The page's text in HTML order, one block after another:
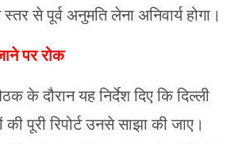
से पूर्व अनुमति लेना अनिवार्य होगा।
पर रोक
के दौरान यह निर्देश दिए कि दिल्ली
पूरी रिपोर्ट उनसे साझा की जाए।